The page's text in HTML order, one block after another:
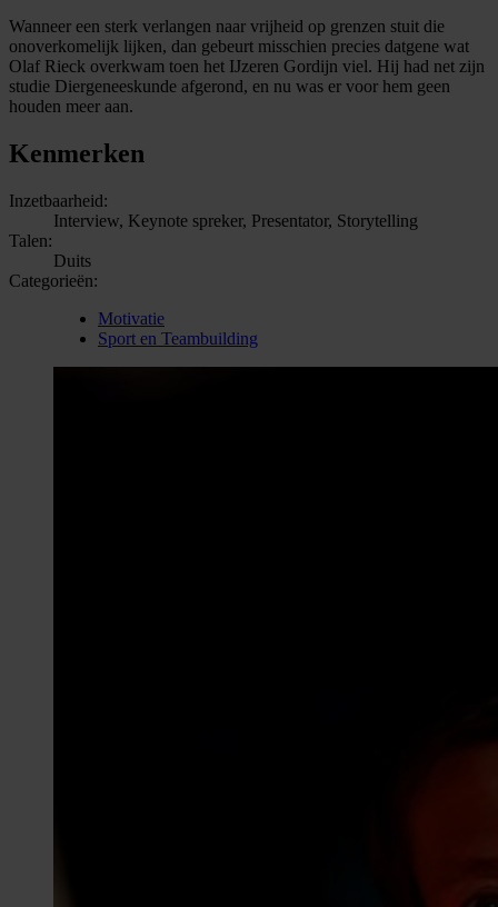
Wanneer een sterk verlangen naar vrijheid op grenzen stuit die
onoverkomelijk lijken, dan gebeurt misschien precies datgene wat
Olaf Rieck overkwam toen het IJzeren Gordijn viel. Hij had net zijn
studie Diergeneeskunde afgerond, en nu was er voor hem geen
houden meer aan.
Kenmerken
Inzetbaarheid:
Interview, Keynote spreker, Presentator, Storytelling
Talen:
Duits
Categorieën:
Motivatie
Sport en Teambuilding